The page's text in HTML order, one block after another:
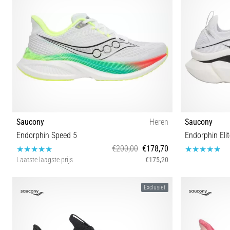
Saucony
Heren
Endorphin Speed 5
€200,00 €178,70
Laatste laagste prijs €175,20
42 42½ 43 44 44½ 45 46 46½ 47 48
Saucony
Endorphin
Exclusief